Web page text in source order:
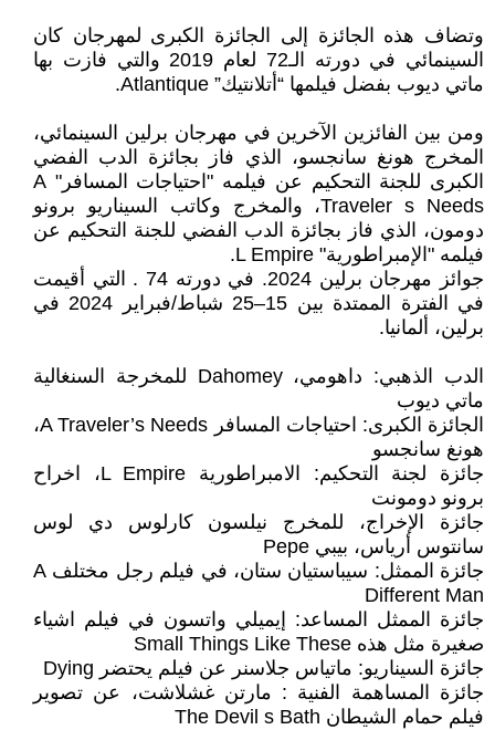
وتضاف هذه الجائزة إلى الجائزة الكبرى لمهرجان كان
السينمائي في دورته الـ72 لعام 2019 والتي فازت بها
ماتي ديوب بفضل فيلمها “أتلانتيك” Atlantique.
ومن بين الفائزين الآخرين في مهرجان برلين السينمائي،
المخرج هونغ سانجسو، الذي فاز بجائزة الدب الفضي
الكبرى للجنة التحكيم عن فيلمه "احتياجات المسافر" A
Traveler s Needs، والمخرج وكاتب السيناريو برونو
دومون، الذي فاز بجائزة الدب الفضي للجنة التحكيم عن
فيلمه "الإمبراطورية" L Empire.
جوائز مهرجان برلين 2024. في دورته 74 . التي أقيمت
في الفترة الممتدة بين 15–25 شباط/فبراير 2024 في
برلين، ألمانيا.
الدب الذهبي: داهومي، Dahomey للمخرجة السنغالية
ماتي ديوب
الجائزة الكبرى: احتياجات المسافر A Traveler’s Needs،
هونغ سانجسو
جائزة لجنة التحكيم: الامبراطورية L Empire، اخراح
برونو دومونت
جائزة الإخراج، للمخرج نيلسون كارلوس دي لوس
سانتوس أرياس، بيبي Pepe
جائزة الممثل: سيباستيان ستان، في فيلم رجل مختلف A
Different Man
جائزة الممثل المساعد: إيميلي واتسون في فيلم اشياء
صغيرة مثل هذه Small Things Like These
جائزة السيناريو: ماتياس جلاسنر عن فيلم يحتضر Dying
جائزة المساهمة الفنية : مارتن غشلاشت، عن تصوير
فيلم حمام الشيطان The Devil s Bath